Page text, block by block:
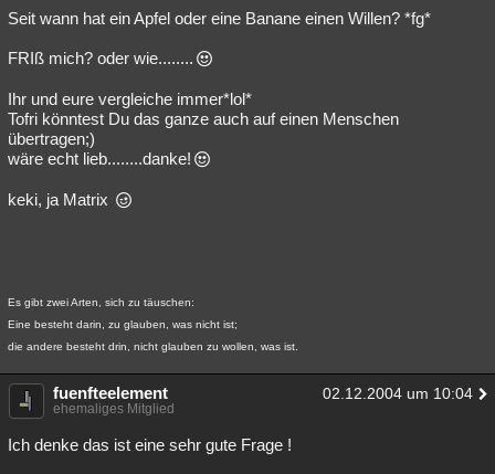
Seit wann hat ein Apfel oder eine Banane einen Willen? *fg*
FRIß mich? oder wie........
Ihr und eure vergleiche immer*lol*
Tofri könntest Du das ganze auch auf einen Menschen
übertragen;)
wäre echt lieb........danke!
keki, ja Matrix
Es gibt zwei Arten, sich zu täuschen:
Eine besteht darin, zu glauben, was nicht ist;
die andere besteht drin, nicht glauben zu wollen, was ist.
fuenfteelement 02.12.2004 um 10:04
ehemaliges Mitglied
Ich denke das ist eine sehr gute Frage !